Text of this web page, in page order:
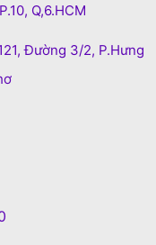
Q,6.HCM
Đường 3/2, P.Hưng